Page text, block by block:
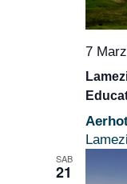
7
SAB
21